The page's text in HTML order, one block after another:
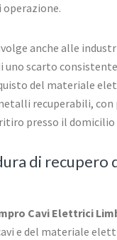
anche alle
uno scarto
del materiale
recuperabili, con
presso il domicilio
di recupero
Cavi Elettrici
e del materiale